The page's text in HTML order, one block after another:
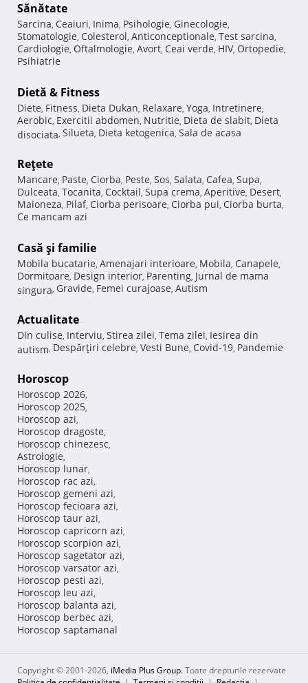
Sănătate
Sarcina, Ceaiuri, Inima, Psihologie, Ginecologie,
Stomatologie, Colesterol, Anticonceptionale, Test sarcina,
Cardiologie, Oftalmologie, Avort, Ceai verde, HIV, Ortopedie,
Psihiatrie
Dietă & Fitness
Diete, Fitness, Dieta Dukan, Relaxare, Yoga, Intretinere,
Aerobic, Exercitii abdomen, Nutritie, Dieta de slabit, Dieta
disociata, Silueta, Dieta ketogenica, Sala de acasa
Reţete
Mancare, Paste, Ciorba, Peste, Sos, Salata, Cafea, Supa,
Dulceata, Tocanita, Cocktail, Supa crema, Aperitive, Desert,
Maioneza, Pilaf, Ciorba perisoare, Ciorba pui, Ciorba burta,
Ce mancam azi
Casă şi familie
Mobila bucatarie, Amenajari interioare, Mobila, Canapele,
Dormitoare, Design interior, Parenting, Jurnal de mama
singura, Gravide, Femei curajoase, Autism
Actualitate
Din culise, Interviu, Stirea zilei, Tema zilei, Iesirea din
autism, Despărţiri celebre, Vesti Bune, Covid-19, Pandemie
Horoscop
Horoscop 2026,
Horoscop 2025,
Horoscop azi,
Horoscop dragoste,
Horoscop chinezesc,
Astrologie,
Horoscop lunar,
Horoscop rac azi,
Horoscop gemeni azi,
Horoscop fecioara azi,
Horoscop taur azi,
Horoscop capricorn azi,
Horoscop scorpion azi,
Horoscop sagetator azi,
Horoscop varsator azi,
Horoscop pesti azi,
Horoscop leu azi,
Horoscop balanta azi,
Horoscop berbec azi,
Horoscop saptamanal
Copyright © 2001-2026, iMedia Plus Group. Toate drepturile rezervate